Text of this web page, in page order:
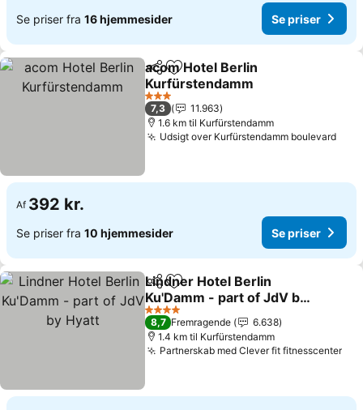
Se priser fra 16 hjemmesider Se priser
Del Føj til favoritter
acom Hotel Berlin
Kurfürstendamm
Se priser
3 Stjerner
7,3
11.963
1.6 km til Kurfürstendamm
Udsigt over Kurfürstendamm boulevardSe
Af 392 kr.
Se priser fra 10 hjemmesider Se priser
Del Føj til favoritter
Lindner Hotel Berlin
Ku'Damm - part of JdV by
Hyatt
Se priser
4 Stjerner
8,7 Fremragende
6.638
1.4 km til Kurfürstendamm
Partnerskab med Clever fit fitnesscenterSe